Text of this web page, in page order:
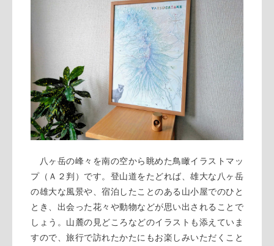
八ヶ岳の峰々を南の空から眺めた鳥瞰イラストマッ
プ（Ａ２判）です。登山道をたどれば、雄大な八ヶ岳
の雄大な風景や、宿泊したことのある山小屋でのひと
とき、出会った花々や動物などが思い出されることで
しょう。山麓の見どころなどのイラストも添えていま
すので、旅行で訪れたかたにもお楽しみいただくこと